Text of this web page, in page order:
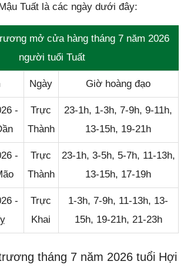
Tuất là các ngày dưới đây:
mở cửa hàng tháng 7 năm 2026
người tuổi Tuất
Ngày Giờ hoàng đạo
-
Trực
Thành
23-1h, 1-3h, 7-9h, 9-11h,
13-15h, 19-21h
-
Trực
Thành
23-1h, 3-5h, 5-7h, 11-13h,
13-15h, 17-19h
-
Trực
Khai
1-3h, 7-9h, 11-13h, 13-
15h, 19-21h, 21-23h
tháng 7 năm 2026 tuổi Hợi